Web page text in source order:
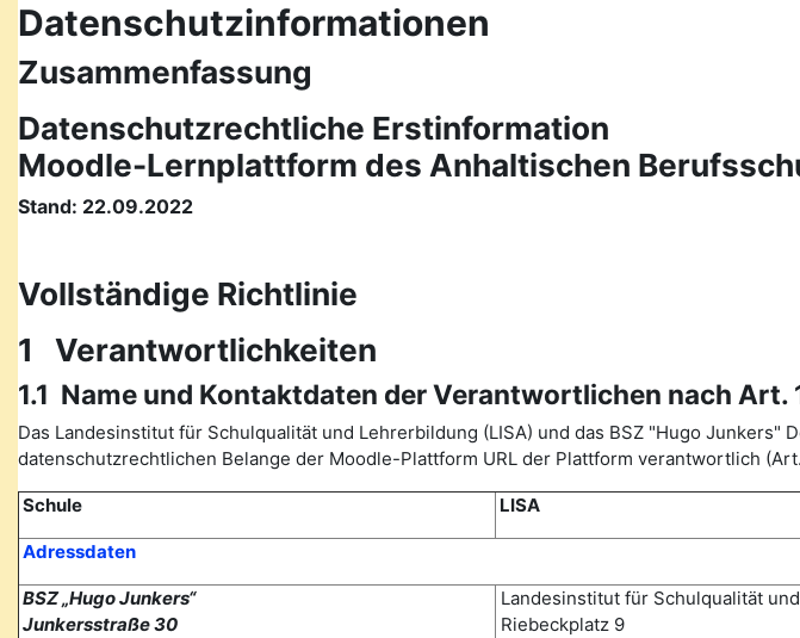
Datenschutzinformationen
Zusammenfassung
Datenschutzrechtliche Erstinformation
Moodle-Lernplattform des Anhaltischen
Stand: 22.09.2022
Vollständige Richtlinie
1 Verantwortlichkeiten
1.1 Name und Kontaktdaten der Verantwortlichen nach Art.
Das Landesinstitut für Schulqualität und Lehrerbildung (LISA) und das BSZ "Hugo
datenschutzrechtlichen Belange der Moodle-Plattform URL der Plattform verantwortlich
Schule LISA
Adressdaten
BSZ „Hugo Junkers“
Junkersstraße 30
Landesinstitut für Schulqualität
Riebeckplatz 9